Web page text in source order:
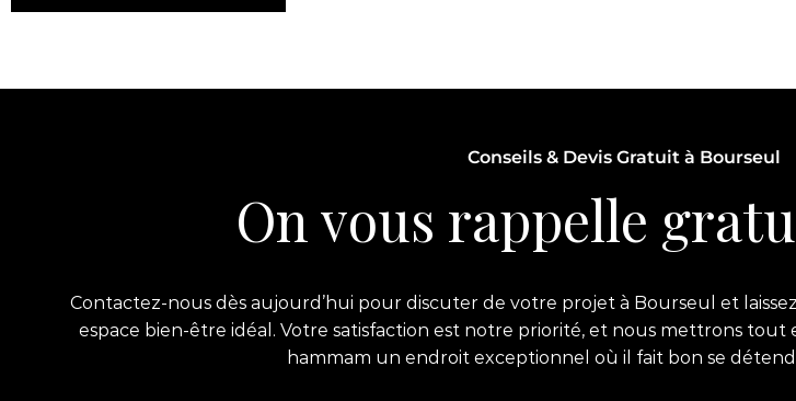
Conseils & Devis Gratuit à Bourseul
On vous rappelle
Contactez-nous dès aujourd’hui pour discuter de votre projet à Bourseul et
espace bien-être idéal. Votre satisfaction est notre priorité, et nous mettrons
hammam un endroit exceptionnel où il fait bon se